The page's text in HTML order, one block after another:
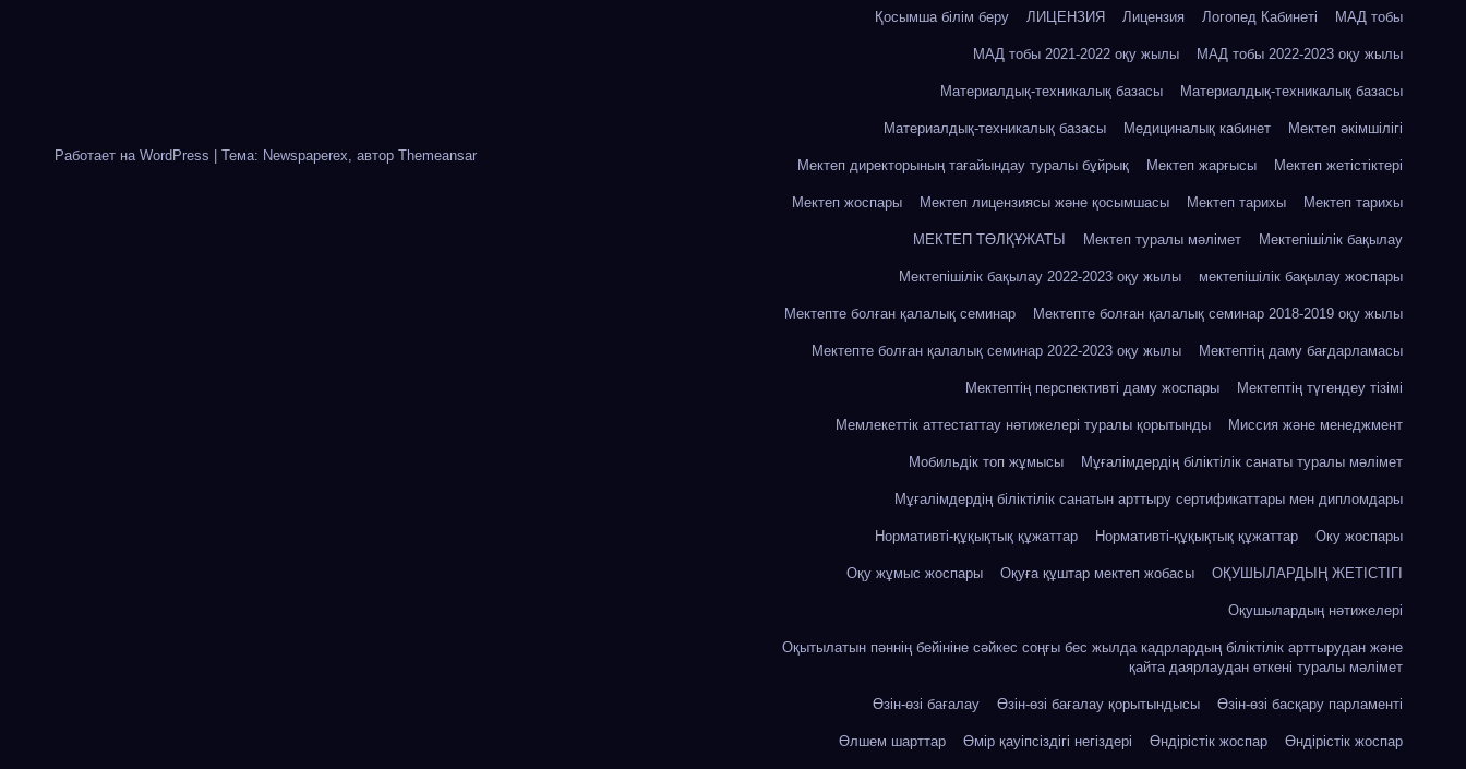
Работает на WordPress | Тема: Newspaperex, автор Themeansar
Қосымша білім беру ЛИЦЕНЗИЯ Лицензия Логопед Кабинеті МАД тобы
МАД тобы 2021-2022 оқу жылы МАД тобы 2022-2023 оқу жылы
Материалдық-техникалық базасы Материалдық-техникалық базасы
Материалдық-техникалық базасы Медициналық кабинет Мектеп әкімшілігі
Мектеп директорының тағайындау туралы бұйрық Мектеп жарғысы Мектеп жетістіктері
Мектеп жоспары Мектеп лицензиясы және қосымшасы Мектеп тарихы Мектеп тарихы
МЕКТЕП ТӨЛҚҰЖАТЫ Мектеп туралы мәлімет Мектепішілік бақылау
Мектепішілік бақылау 2022-2023 оқу жылы мектепішілік бақылау жоспары
Мектепте болған қалалық семинар Мектепте болған қалалық семинар 2018-2019 оқу жылы
Мектепте болған қалалық семинар 2022-2023 оқу жылы Мектептің даму бағдарламасы
Мектептің перспективті даму жоспары Мектептің түгендеу тізімі
Мемлекеттік аттестаттау нәтижелері туралы қорытынды Миссия және менеджмент
Мобильдік топ жұмысы Мұғалімдердің біліктілік санаты туралы мәлімет
Мұғалімдердің біліктілік санатын арттыру сертификаттары мен дипломдары
Нормативті-құқықтық құжаттар Нормативті-құқықтық құжаттар Оку жоспары
Оқу жұмыс жоспары Оқуға құштар мектеп жобасы ОҚУШЫЛАРДЫҢ ЖЕТІСТІГІ
Оқушылардың нәтижелері
Оқытылатын пәннің бейініне сәйкес соңғы бес жылда кадрлардың біліктілік арттырудан және
қайта даярлаудан өткені туралы мәлімет
Өзін-өзі бағалау Өзін-өзі бағалау қорытындысы Өзін-өзі басқару парламенті
Өлшем шарттар Өмір қауіпсіздігі негіздері Өндірістік жоспар Өндірістік жоспар